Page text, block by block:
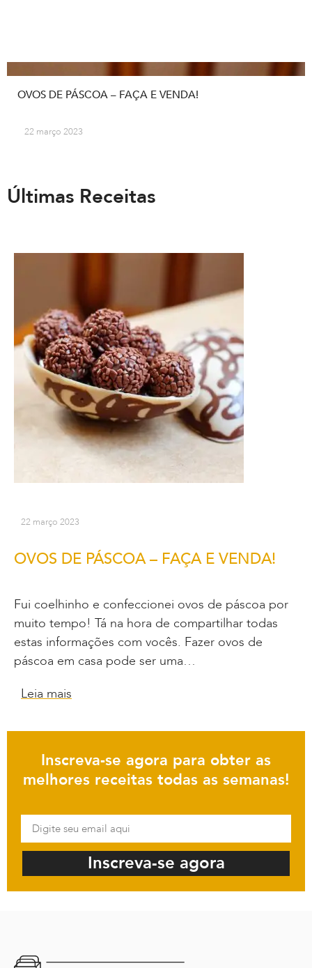
OVOS DE PÁSCOA – FAÇA E VENDA!
22 março 2023
Últimas Receitas
22 março 2023
OVOS DE PÁSCOA – FAÇA E VENDA!
Fui coelhinho e confeccionei ovos de páscoa por
muito tempo! Tá na hora de compartilhar todas
estas informações com vocês. Fazer ovos de
páscoa em casa pode ser uma…
Leia mais
Inscreva-se agora para obter as
melhores receitas todas as semanas!
Inscreva-se agora